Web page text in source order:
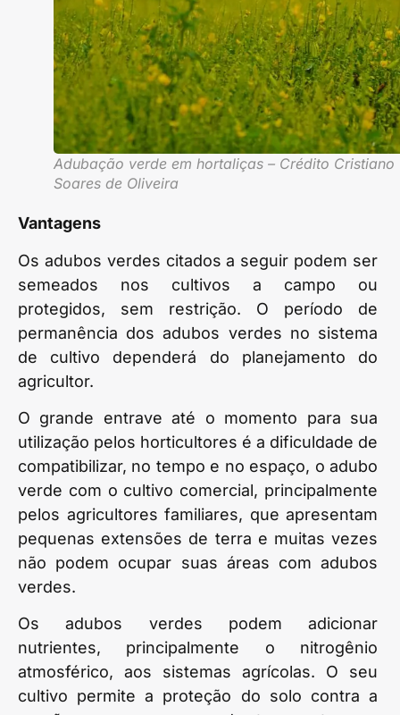
Adubação verde em hortaliças – Crédito Cristiano
Soares de Oliveira
Vantagens
Os adubos verdes citados a seguir podem ser
semeados nos cultivos a campo ou
protegidos, sem restrição. O período de
permanência dos adubos verdes no sistema
de cultivo dependerá do planejamento do
agricultor.
O grande entrave até o momento para sua
utilização pelos horticultores é a dificuldade de
compatibilizar, no tempo e no espaço, o adubo
verde com o cultivo comercial, principalmente
pelos agricultores familiares, que apresentam
pequenas extensões de terra e muitas vezes
não podem ocupar suas áreas com adubos
verdes.
Os adubos verdes podem adicionar
nutrientes, principalmente o nitrogênio
atmosférico, aos sistemas agrícolas. O seu
cultivo permite a proteção do solo contra a